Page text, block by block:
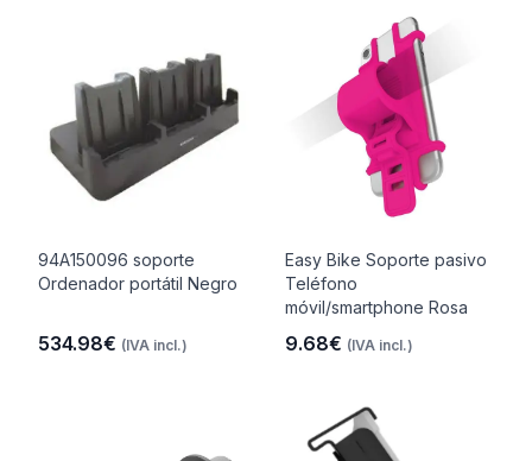
94A150096 soporte
Ordenador portátil Negro
534.98€ (IVA incl.)
Easy Bike Soporte pasivo
Teléfono
móvil/smartphone Rosa
9.68€ (IVA incl.)